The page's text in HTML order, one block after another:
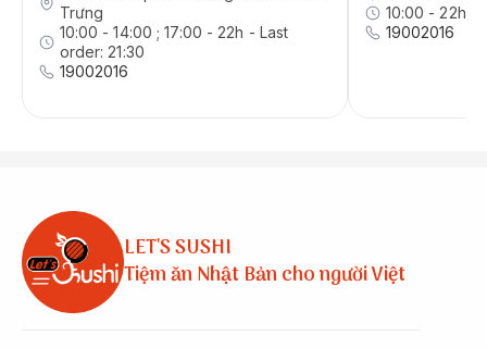
Trưng
10:00 - 14:00 ; 17:00 - 22h - Last
order: 21:30
19002016
10:00 - 22h -
19002016
LET'S SUSHI
Tiệm ăn Nhật Bản cho người Việt